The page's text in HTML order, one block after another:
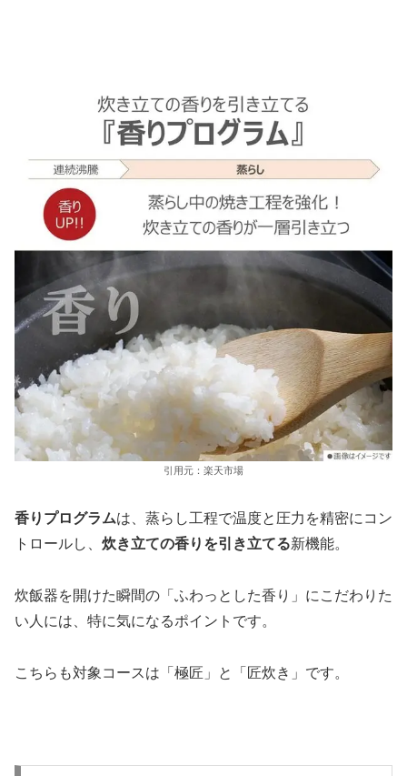
引用元：楽天市場
香りプログラムは、蒸らし工程で温度と圧力を精密にコン
トロールし、 炊き立ての香りを引き立てる新機能。
炊飯器を開けた瞬間の「ふわっとした香り」にこだわりた
い人には、特に気になるポイントです。
こちらも対象コースは「極匠」と「匠炊き」です。